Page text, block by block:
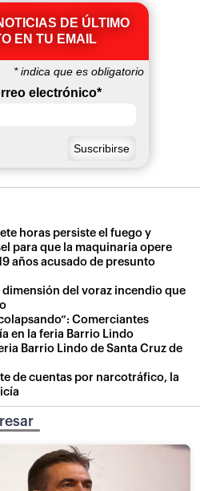
DE ÚLTIMO
EN TU EMAIL
*indica que es obligatorio
electrónico*
horas persiste el fuego y
para que la maquinaria opere
años acusado de presunto
dimensión del voraz incendio que
Comerciantes
en la feria Barrio Lindo
Barrio Lindo de Santa Cruz de
de cuentas por narcotráfico, la